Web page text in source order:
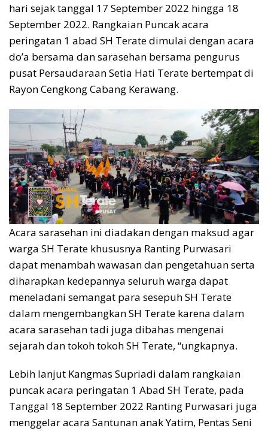
hari sejak tanggal 17 September 2022 hingga 18
September 2022. Rangkaian Puncak acara
peringatan 1 abad SH Terate dimulai dengan acara
do’a bersama dan sarasehan bersama pengurus
pusat Persaudaraan Setia Hati Terate bertempat di
Rayon Cengkong Cabang Kerawang.
Acara sarasehan ini diadakan dengan maksud agar
warga SH Terate khususnya Ranting Purwasari
dapat menambah wawasan dan pengetahuan serta
diharapkan kedepannya seluruh warga dapat
meneladani semangat para sesepuh SH Terate
dalam mengembangkan SH Terate karena dalam
acara sarasehan tadi juga dibahas mengenai
sejarah dan tokoh tokoh SH Terate, “ungkapnya.
Lebih lanjut Kangmas Supriadi dalam rangkaian
puncak acara peringatan 1 Abad SH Terate, pada
Tanggal 18 September 2022 Ranting Purwasari juga
menggelar acara Santunan anak Yatim, Pentas Seni